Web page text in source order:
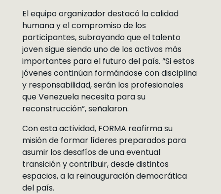
El equipo organizador destacó la calidad
humana y el compromiso de los
participantes, subrayando que el talento
joven sigue siendo uno de los activos más
importantes para el futuro del país. “Si estos
jóvenes continúan formándose con disciplina
y responsabilidad, serán los profesionales
que Venezuela necesita para su
reconstrucción”, señalaron.
Con esta actividad, FORMA reafirma su
misión de formar líderes preparados para
asumir los desafíos de una eventual
transición y contribuir, desde distintos
espacios, a la reinauguración democrática
del país.